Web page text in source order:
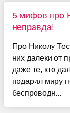
5 мифов про
неправда!
Про Николу
них далеки от
даже те, кто
подарил миру
беспроводн...